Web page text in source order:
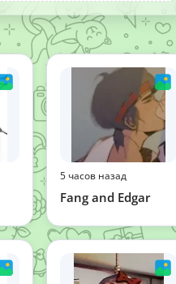
5 часов назад
Fang and Edgar